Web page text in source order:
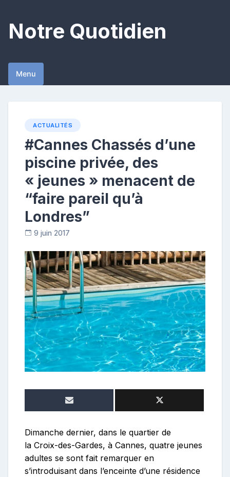
content
Notre Quotidien
Menu
ACTUALITÉS
#Cannes Chassés d’une
piscine privée, des
« jeunes » menacent de
“faire pareil qu’à
Londres”
9 juin 2017
e
p
o
s
t
e
u
r
Dimanche dernier, dans le quartier de
la Croix-des-Gardes, à Cannes, quatre jeunes
adultes se sont fait remarquer en
s’introduisant dans l’enceinte d’une résidence